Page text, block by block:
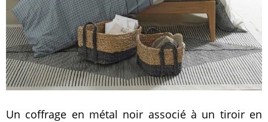
Un coffrage en métal noir associé à un tiroir en